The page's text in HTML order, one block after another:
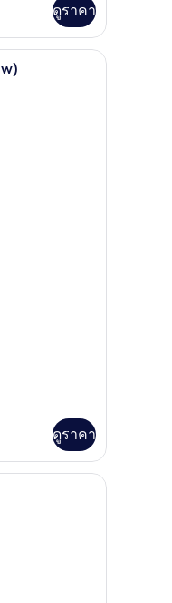
ดูราคา
, ตู้นิรภัยในห้องพัก, โต๊ะทำงาน,
ดูราคา
วมขนเป็ด, ตู้นิรภัยในห้องพัก, โ